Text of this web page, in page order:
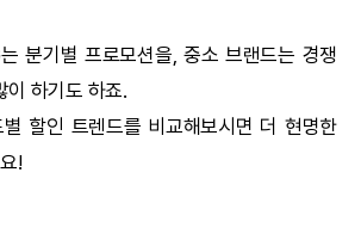
분기별 프로모션을, 중소 브랜드는 경쟁
이 하기도 하죠.
할인 트렌드를 비교해보시면 더 현명한
!